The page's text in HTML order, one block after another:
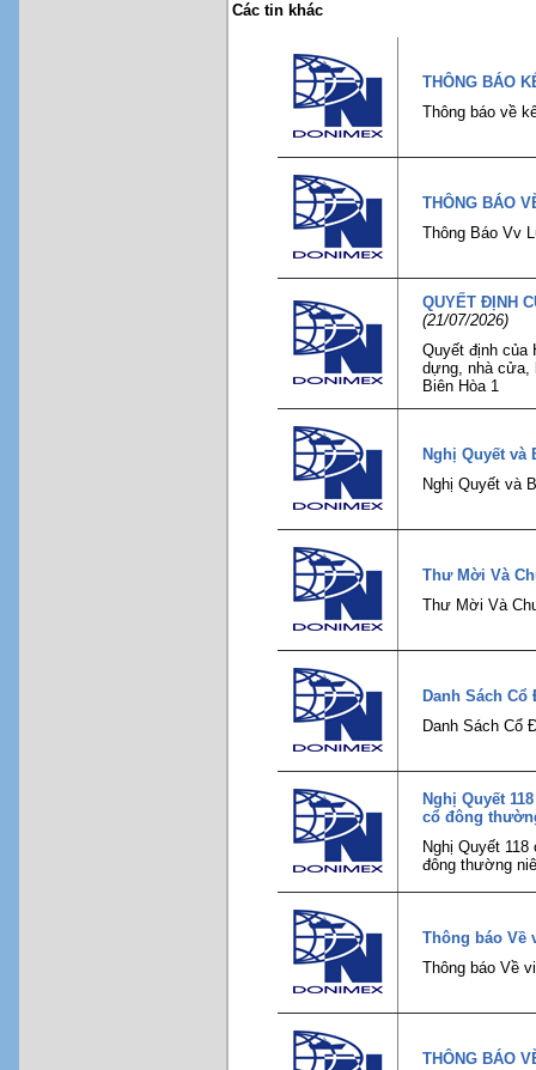
Các tin khác
THÔNG BÁO
Thông báo về
THÔNG BÁO
Thông Báo Vv
QUYẾT ĐỊNH
(21/07/2026)
Quyết định của
dựng, nhà cửa,
Biên Hòa 1
Nghị Quyết và
Nghị Quyết và
Thư Mời Và
Thư Mời Và
Danh Sách
Danh Sách Cổ
Nghị Quyết
cổ đông
Nghị Quyết
đông thường
Thông báo Về
Thông báo Về
THÔNG BÁO